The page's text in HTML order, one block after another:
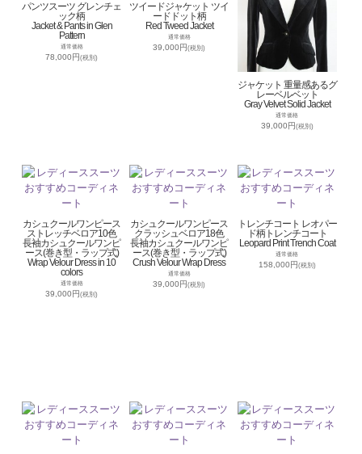
パンツスーツ グレンチェ
ック柄
Jacket & Pants in Glen
Pattern
通常価格
78,000円(税別)
ツイードジャケット ツイ
ードドット柄
Red Tweed Jacket
通常価格
39,000円(税別)
ジャケット 重量感あるグ
レーベルベット
Gray Velvet Solid Jacket
通常価格
39,000円(税別)
カシュクールワンピース
ストレッチベロア10色
長袖カシュクールワンピ
ース(巻き型・ラップ式)
Wrap Velour Dress in 10
colors
通常価格
39,000円(税別)
カシュクールワンピース
クラッシュベロア18色
長袖カシュクールワンピ
ース(巻き型・ラップ式)
Crush Velour Wrap Dress
通常価格
39,000円(税別)
トレンチコート レオパー
ド柄トレンチコート
Leopard Print Trench Coat
通常価格
158,000円(税別)